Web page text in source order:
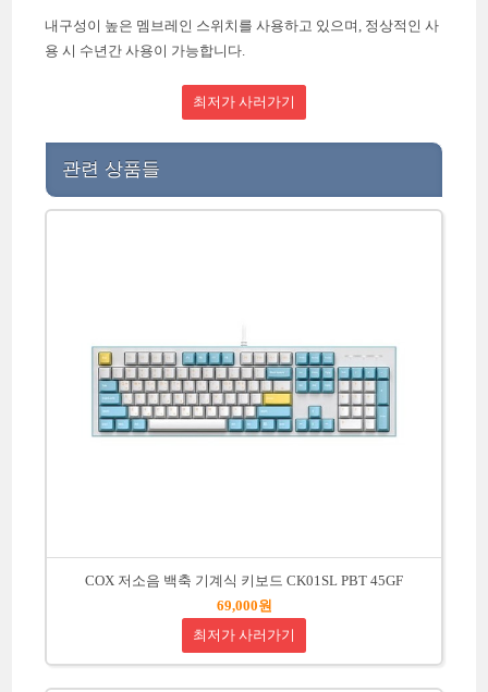
내구성이 높은 멤브레인 스위치를 사용하고 있으며, 정상적인 사
용 시 수년간 사용이 가능합니다.
최저가 사러가기
관련 상품들
COX 저소음 백축 기계식 키보드 CK01SL PBT 45GF
69,000원
최저가 사러가기